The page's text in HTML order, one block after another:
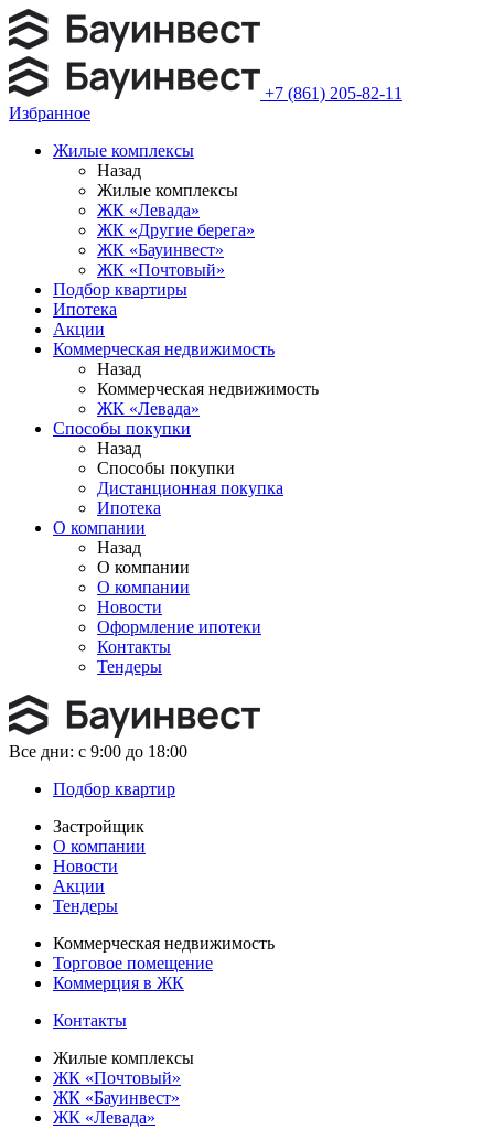
+7 (861) 205-82-11
Избранное
Жилые комплексы
Назад
Жилые комплексы
ЖК «Левада»
ЖК «Другие берега»
ЖК «Бауинвест»
ЖК «Почтовый»
Подбор квартиры
Ипотека
Акции
Коммерческая недвижимость
Назад
Коммерческая недвижимость
ЖК «Левада»
Способы покупки
Назад
Способы покупки
Дистанционная покупка
Ипотека
О компании
Назад
О компании
О компании
Новости
Оформление ипотеки
Контакты
Тендеры
Все дни: с 9:00 до 18:00
Подбор квартир
Застройщик
О компании
Новости
Акции
Тендеры
Коммерческая недвижимость
Торговое помещение
Коммерция в ЖК
Контакты
Жилые комплексы
ЖК «Почтовый»
ЖК «Бауинвест»
ЖК «Левада»